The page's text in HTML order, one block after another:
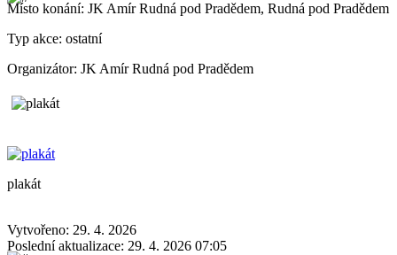
Místo konání: JK Amír Rudná pod Pradědem, Rudná pod Pradědem
Typ akce: ostatní
Organizátor: JK Amír Rudná pod Pradědem
plakát
Vytvořeno: 29. 4. 2026
Poslední aktualizace: 29. 4. 2026 07:05